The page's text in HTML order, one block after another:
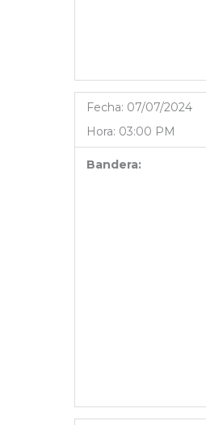
Fecha: 07/07/2024
Hora: 03:00 PM
Bandera: